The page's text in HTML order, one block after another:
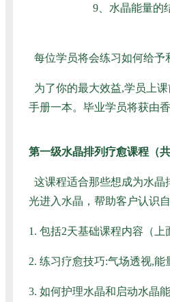
9、水晶能量的
每位学员将会练习如何给
为了你的最大效益,学员上课
手册一本。毕业学员将获由
第一级水晶排列疗愈课程（共
这课程适合那些想成为水
光进入水晶，帮助客户认识
1. 包括2天基础课程内容（上
2. 练习疗愈技巧:气场透视,
3. 如何护理水晶和启动水晶